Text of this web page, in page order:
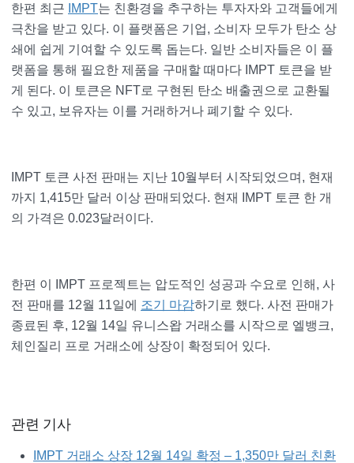
한편 최근 IMPT는 친환경을 추구하는 투자자와 고객들에게
극찬을 받고 있다. 이 플랫폼은 기업, 소비자 모두가 탄소 상
쇄에 쉽게 기여할 수 있도록 돕는다. 일반 소비자들은 이 플
랫폼을 통해 필요한 제품을 구매할 때마다 IMPT 토큰을 받
게 된다. 이 토큰은 NFT로 구현된 탄소 배출권으로 교환될
수 있고, 보유자는 이를 거래하거나 폐기할 수 있다.
IMPT 토큰 사전 판매는 지난 10월부터 시작되었으며, 현재
까지 1,415만 달러 이상 판매되었다. 현재 IMPT 토큰 한 개
의 가격은 0.023달러이다.
한편 이 IMPT 프로젝트는 압도적인 성공과 수요로 인해, 사
전 판매를 12월 11일에 조기 마감하기로 했다. 사전 판매가
종료된 후, 12월 14일 유니스왑 거래소를 시작으로 엘뱅크,
체인질리 프로 거래소에 상장이 확정되어 있다.
관련 기사
IMPT 거래소 상장 12월 14일 확정 – 1,350만 달러 친환